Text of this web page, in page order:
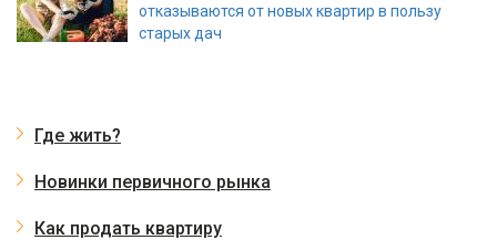
отказываются от новых квартир в пользу
старых дач
Где жить?
Новинки первичного рынка
Как продать квартиру